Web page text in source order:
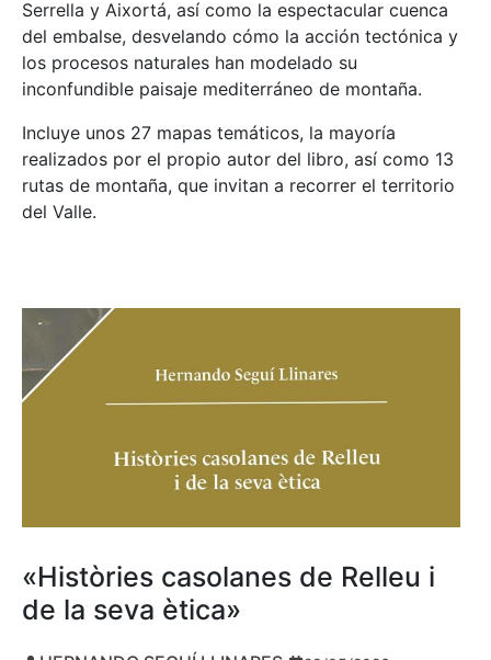
Serrella y Aixortá, así como la espectacular cuenca
del embalse, desvelando cómo la acción tectónica y
los procesos naturales han modelado su
inconfundible paisaje mediterráneo de montaña.
Incluye unos 27 mapas temáticos, la mayoría
realizados por el propio autor del libro, así como 13
rutas de montaña, que invitan a recorrer el territorio
del Valle.
«Històries casolanes de Relleu i
de la seva ètica»